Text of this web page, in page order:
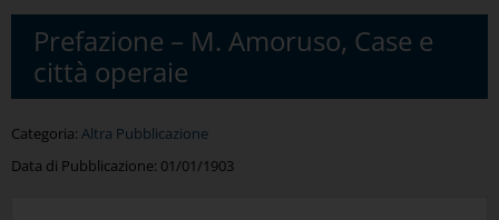
Prefazione – M. Amoruso, Case e
città operaie
Categoria: Altra Pubblicazione
Data di Pubblicazione: 01/01/1903